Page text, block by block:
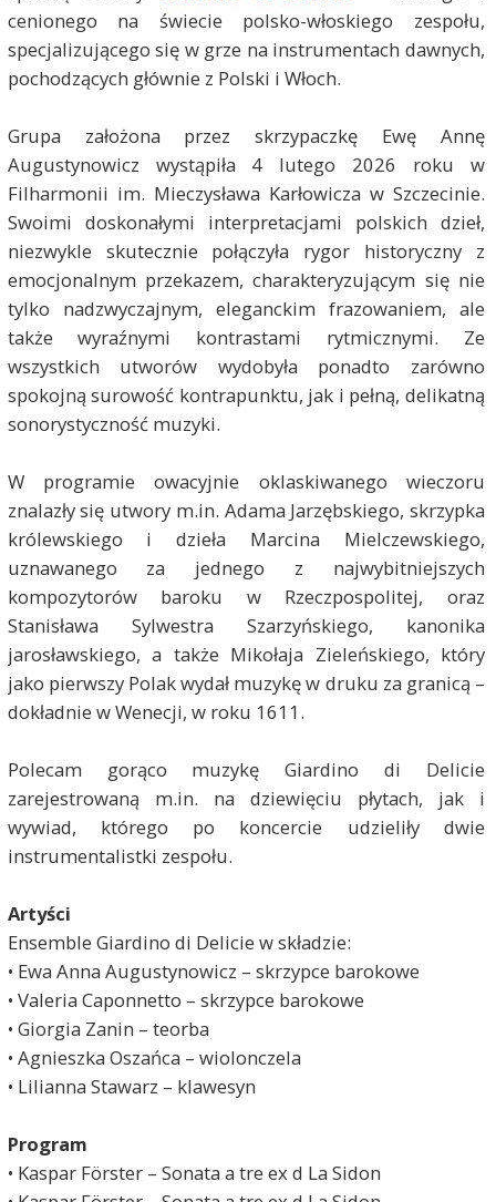
cenionego na świecie polsko-włoskiego zespołu,
specjalizującego się w grze na instrumentach dawnych,
pochodzących głównie z Polski i Włoch.
Grupa założona przez skrzypaczkę Ewę Annę
Augustynowicz wystąpiła 4 lutego 2026 roku w
Filharmonii im. Mieczysława Karłowicza w Szczecinie.
Swoimi doskonałymi interpretacjami polskich dzieł,
niezwykle skutecznie połączyła rygor historyczny z
emocjonalnym przekazem, charakteryzującym się nie
tylko nadzwyczajnym, eleganckim frazowaniem, ale
także wyraźnymi kontrastami rytmicznymi. Ze
wszystkich utworów wydobyła ponadto zarówno
spokojną surowość kontrapunktu, jak i pełną, delikatną
sonorystyczność muzyki.
W programie owacyjnie oklaskiwanego wieczoru
znalazły się utwory m.in. Adama Jarzębskiego, skrzypka
królewskiego i dzieła Marcina Mielczewskiego,
uznawanego za jednego z najwybitniejszych
kompozytorów baroku w Rzeczpospolitej, oraz
Stanisława Sylwestra Szarzyńskiego, kanonika
jarosławskiego, a także Mikołaja Zieleńskiego, który
jako pierwszy Polak wydał muzykę w druku za granicą –
dokładnie w Wenecji, w roku 1611.
Polecam gorąco muzykę Giardino di Delicie
zarejestrowaną m.in. na dziewięciu płytach, jak i
wywiad, którego po koncercie udzieliły dwie
instrumentalistki zespołu.
Artyści
Ensemble Giardino di Delicie w składzie:
• Ewa Anna Augustynowicz – skrzypce barokowe
• Valeria Caponnetto – skrzypce barokowe
• Giorgia Zanin – teorba
• Agnieszka Oszańca – wiolonczela
• Lilianna Stawarz – klawesyn
Program
• Kaspar Förster – Sonata a tre ex d La Sidon